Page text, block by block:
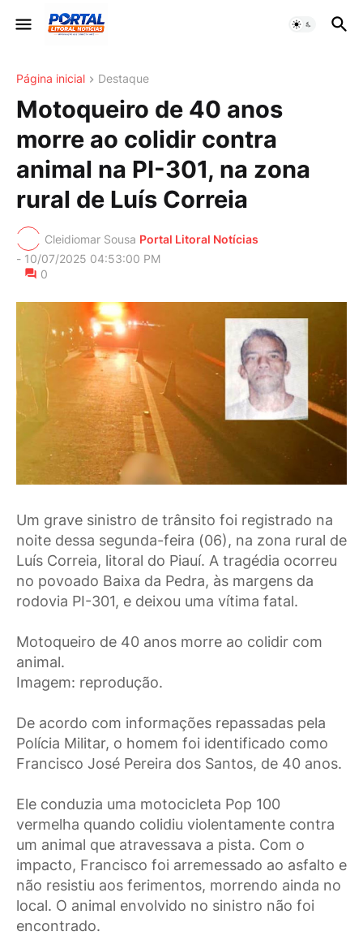
Página inicial Destaque
Motoqueiro de 40 anos
morre ao colidir contra
animal na PI-301, na zona
rural de Luís Correia
Cleidiomar Sousa Portal Litoral Notícias
- 10/07/2025 04:53:00 PM
0
Um grave sinistro de trânsito foi registrado na
noite dessa segunda-feira (06), na zona rural de
Luís Correia, litoral do Piauí. A tragédia ocorreu
no povoado Baixa da Pedra, às margens da
rodovia PI-301, e deixou uma vítima fatal.
Motoqueiro de 40 anos morre ao colidir com
animal.
Imagem: reprodução.
De acordo com informações repassadas pela
Polícia Militar, o homem foi identificado como
Francisco José Pereira dos Santos, de 40 anos.
Ele conduzia uma motocicleta Pop 100
vermelha quando colidiu violentamente contra
um animal que atravessava a pista. Com o
impacto, Francisco foi arremessado ao asfalto e
não resistiu aos ferimentos, morrendo ainda no
local. O animal envolvido no sinistro não foi
encontrado.